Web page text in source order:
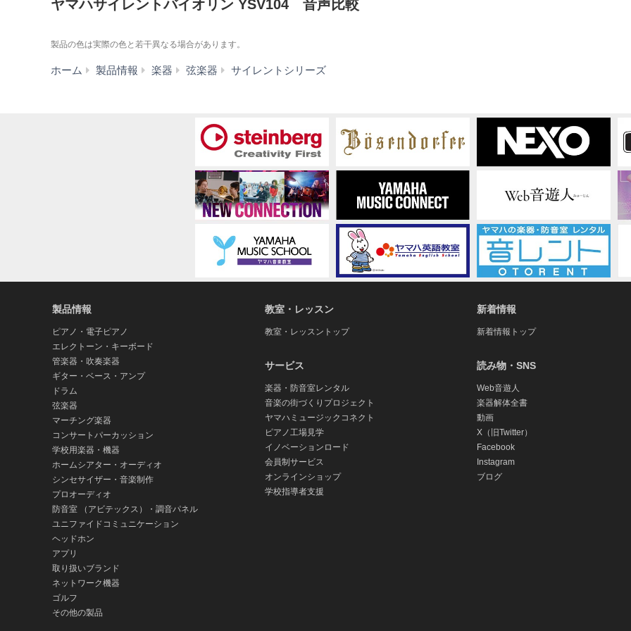
ヤマハサイレントバイオリン YSV104 音声比較
製品の色は実際の色と若干異なる場合があります。
ホーム 製品情報 楽器 弦楽器 サイレントシリーズ
製品情報
ピアノ・電子ピアノ
エレクトーン・キーボード
管楽器・吹奏楽器
ギター・ベース・アンプ
ドラム
弦楽器
マーチング楽器
コンサートパーカッション
学校用楽器・機器
ホームシアター・オーディオ
シンセサイザー・音楽制作
プロオーディオ
防音室 （アビテックス）・調音パネル
ユニファイドコミュニケーション
ヘッドホン
アプリ
取り扱いブランド
ネットワーク機器
ゴルフ
その他の製品
教室・レッスン
教室・レッスントップ
サービス
楽器・防音室レンタル
音楽の街づくりプロジェクト
ヤマハミュージックコネクト
ピアノ工場見学
イノベーションロード
会員制サービス
オンラインショップ
学校指導者支援
新着情報
新着情報トップ
読み物・SNS
Web音遊人
楽器解体全書
動画
X（旧Twitter）
Facebook
Instagram
ブログ